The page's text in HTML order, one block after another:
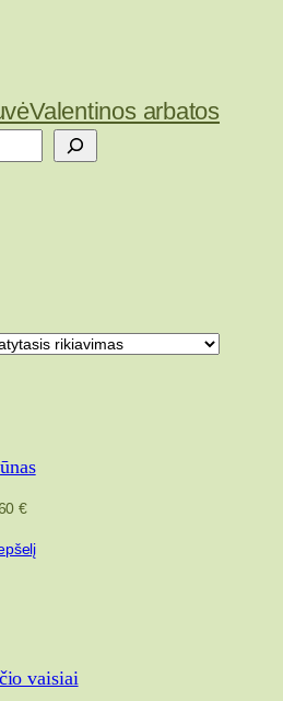
Valentinos arbatos
€
vaisiai